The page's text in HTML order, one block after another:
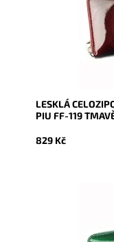
Dostupnost:
7991
2
LESKLÁ
PIU FF-119
829 Kč
lesklý a imituje